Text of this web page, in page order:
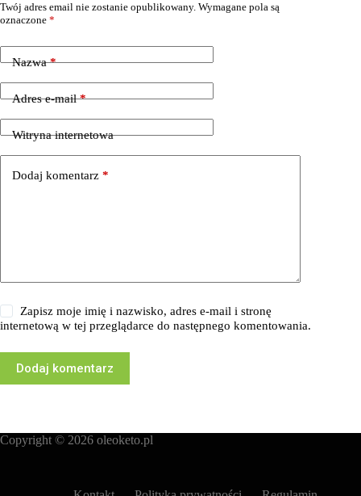
Twój adres email nie zostanie opublikowany. Wymagane pola są
oznaczone *
Nazwa*
Adres e-mail*
Witryna internetowa
Dodaj komentarz *
Zapisz moje imię i nazwisko, adres e-mail i stronę
internetową w tej przeglądarce do następnego komentowania.
Dodaj komentarz
Copyright © 2026 oleoketo.pl